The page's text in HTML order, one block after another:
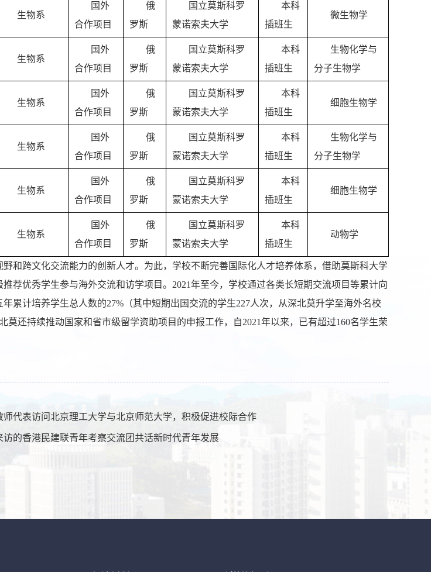
生物系
国外
合作项目
俄
罗斯
国立莫斯科罗
蒙诺索夫大学
本科
插班生
微生物学
生物系
国外
合作项目
俄
罗斯
国立莫斯科罗
蒙诺索夫大学
本科
插班生
生物化学与
分子生物学
生物系
国外
合作项目
俄
罗斯
国立莫斯科罗
蒙诺索夫大学
本科
插班生
细胞生物学
生物系
国外
合作项目
俄
罗斯
国立莫斯科罗
蒙诺索夫大学
本科
插班生
生物化学与
分子生物学
生物系
国外
合作项目
俄
罗斯
国立莫斯科罗
蒙诺索夫大学
本科
插班生
细胞生物学
生物系
国外
合作项目
俄
罗斯
国立莫斯科罗
蒙诺索夫大学
本科
插班生
动物学
和跨文化交流能力的创新人才。为此，学校不断完善国际化人才培养体系，借助莫斯科大学
荐优秀学生参与海外交流和访学项目。2021年至今，学校通过各类长短期交流项目等累计向
累计培养学生总人数的27%（其中短期出国交流的学生227人次，从深北莫升学至海外名校
莫还持续推动国家和省市级留学资助项目的申报工作，自2021年以来，已有超过160名学生荣
代表访问北京理工大学与北京师范大学，积极促进校际合作
的香港民建联青年考察交流团共话新时代青年发展